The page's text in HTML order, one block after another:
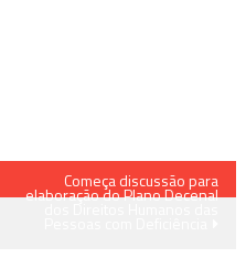
Começa discussão para
elaboração do Plano Decenal